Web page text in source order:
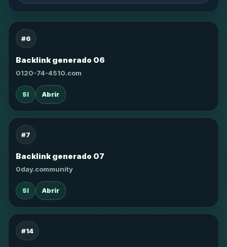
#6
Backlink generado 06
0120-74-4510.com
SI Abrir
#7
Backlink generado 07
0day.community
SI Abrir
#14